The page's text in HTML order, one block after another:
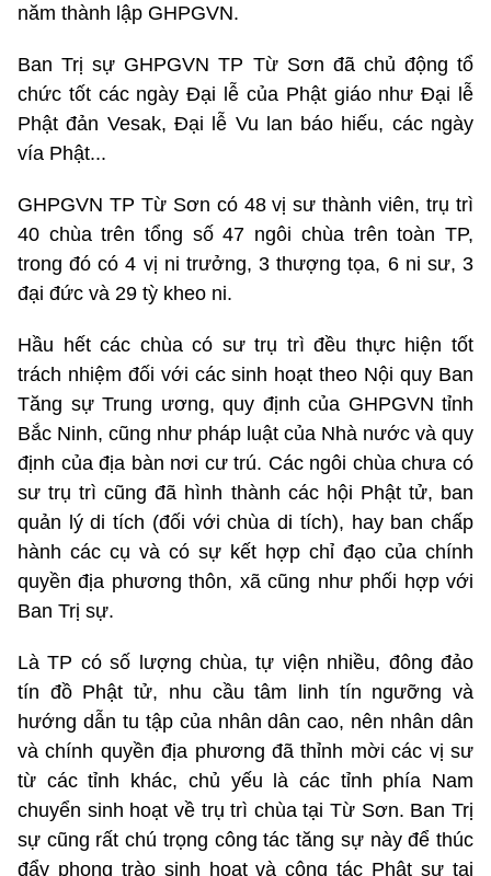
năm thành lập GHPGVN.
Ban Trị sự GHPGVN TP Từ Sơn đã chủ động tổ
chức tốt các ngày Đại lễ của Phật giáo như Đại lễ
Phật đản Vesak, Đại lễ Vu lan báo hiếu, các ngày
vía Phật...
GHPGVN TP Từ Sơn có 48 vị sư thành viên, trụ trì
40 chùa trên tổng số 47 ngôi chùa trên toàn TP,
trong đó có 4 vị ni trưởng, 3 thượng tọa, 6 ni sư, 3
đại đức và 29 tỳ kheo ni.
Hầu hết các chùa có sư trụ trì đều thực hiện tốt
trách nhiệm đối với các sinh hoạt theo Nội quy Ban
Tăng sự Trung ương, quy định của GHPGVN tỉnh
Bắc Ninh, cũng như pháp luật của Nhà nước và quy
định của địa bàn nơi cư trú. Các ngôi chùa chưa có
sư trụ trì cũng đã hình thành các hội Phật tử, ban
quản lý di tích (đối với chùa di tích), hay ban chấp
hành các cụ và có sự kết hợp chỉ đạo của chính
quyền địa phương thôn, xã cũng như phối hợp với
Ban Trị sự.
Là TP có số lượng chùa, tự viện nhiều, đông đảo
tín đồ Phật tử, nhu cầu tâm linh tín ngưỡng và
hướng dẫn tu tập của nhân dân cao, nên nhân dân
và chính quyền địa phương đã thỉnh mời các vị sư
từ các tỉnh khác, chủ yếu là các tỉnh phía Nam
chuyển sinh hoạt về trụ trì chùa tại Từ Sơn. Ban Trị
sự cũng rất chú trọng công tác tăng sự này để thúc
đẩy phong trào sinh hoạt và công tác Phật sự tại